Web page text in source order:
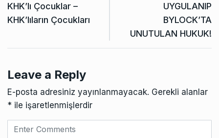
KHK’lı Çocuklar –
KHK’lıların Çocukları
UYGULANIP
BYLOCK’TA
UNUTULAN HUKUK!
Leave a Reply
E-posta adresiniz yayınlanmayacak. Gerekli alanlar
* ile işaretlenmişlerdir